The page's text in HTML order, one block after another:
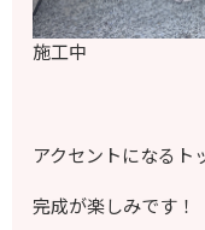
施工中
アクセントになるト
完成が楽しみです！